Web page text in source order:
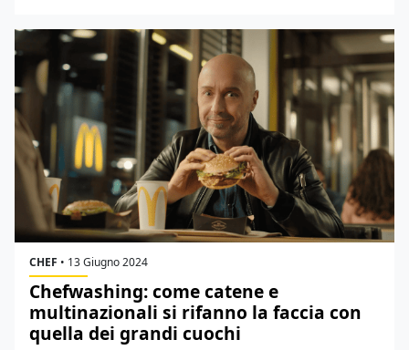
CHEF • 13 Giugno 2024
Chefwashing: come catene e
multinazionali si rifanno la faccia con
quella dei grandi cuochi